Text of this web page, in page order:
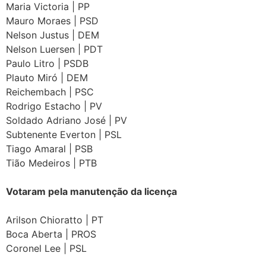
Maria Victoria | PP
Mauro Moraes | PSD
Nelson Justus | DEM
Nelson Luersen | PDT
Paulo Litro | PSDB
Plauto Miró | DEM
Reichembach | PSC
Rodrigo Estacho | PV
Soldado Adriano José | PV
Subtenente Everton | PSL
Tiago Amaral | PSB
Tião Medeiros | PTB
Votaram pela manutenção da licença
Arilson Chioratto | PT
Boca Aberta | PROS
Coronel Lee | PSL